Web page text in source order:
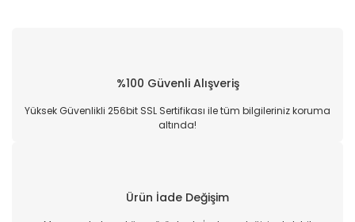
%100 Güvenli Alışveriş
Yüksek Güvenlikli 256bit SSL Sertifikası ile tüm bilgileriniz koruma
altında!
Ürün İade Değişim